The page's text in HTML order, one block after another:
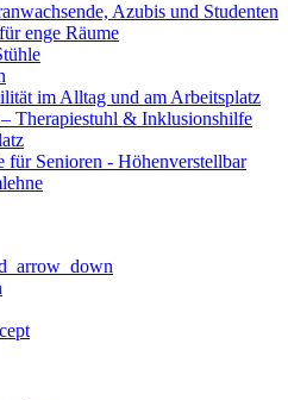
Azubis und Studenten
enge Räume
im Alltag und am Arbeitsplatz
Therapiestuhl & Inklusionshilfe
für Senioren - Höhenverstellbar